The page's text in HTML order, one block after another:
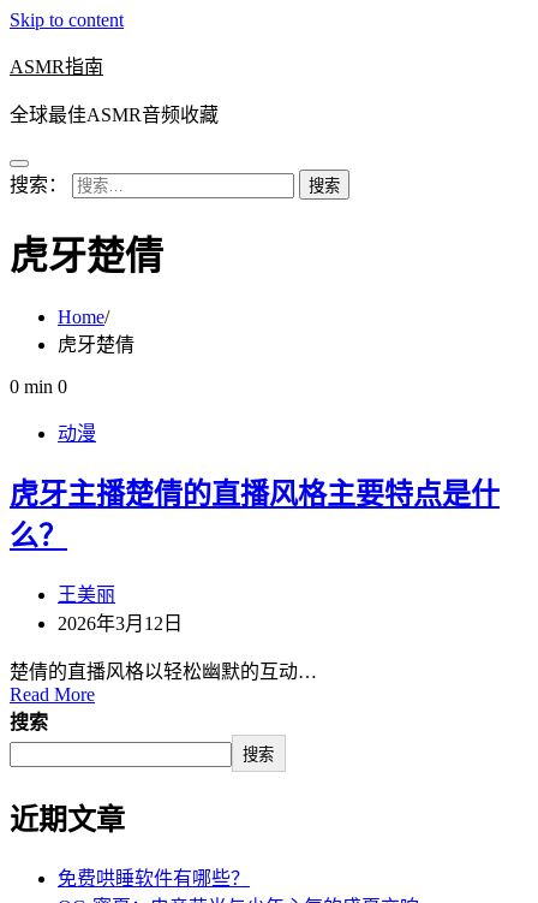
Skip to content
ASMR指南
全球最佳ASMR音频收藏
搜索：
虎牙楚倩
Home
虎牙楚倩
0 min 0
动漫
虎牙主播楚倩的直播风格主要特点是什
么？
王美丽
2026年3月12日
楚倩的直播风格以轻松幽默的互动…
Read More
搜索
搜索
近期文章
免费哄睡软件有哪些？